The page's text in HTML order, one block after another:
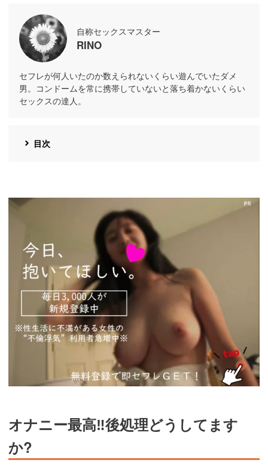
自称セックスマスター
RINO
セフレが何人いたのか数えられないくらい遊んでいたダメ
男。コンドームを常に携帯していないと落ち着かないくらい
セックスの達人。
目次
https://pcmax.jp/lp/?
オナニー最高‼︎後処理どうしてます
か?